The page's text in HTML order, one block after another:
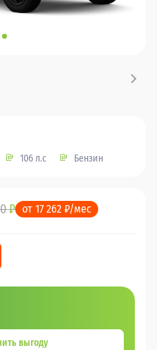
106 л.с Бензин
₽ от 17 262 ₽/мес
выгоду